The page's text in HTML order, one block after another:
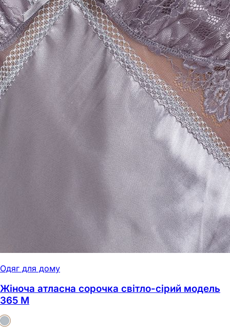
Одяг для дому
Жіноча атласна сорочка світло-сірий модель
365 M